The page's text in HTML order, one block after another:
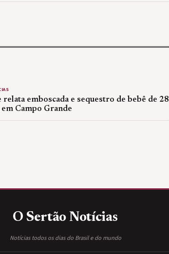
relata emboscada e sequestro de bebê de 28
em Campo Grande
O Sertão Notícias
Notícias todos os dias do Brasil e do mundo